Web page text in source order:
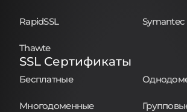
RapidSSL Symantec
Thawte
SSL Сертификаты
Бесплатные
Многодоменные